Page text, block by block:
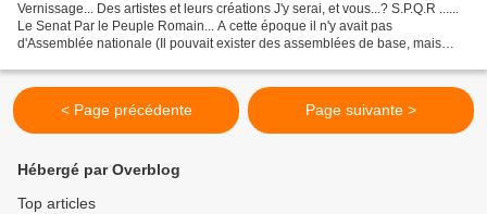
Vernissage... Des artistes et leurs créations J'y serai, et vous...? S.P.Q.R ......
Le Senat Par le Peuple Romain... A cette époque il n'y avait pas
d'Assemblée nationale (Il pouvait exister des assemblées de base, mais
< Page précédente Page suivante >
Hébergé par Overblog
Top articles